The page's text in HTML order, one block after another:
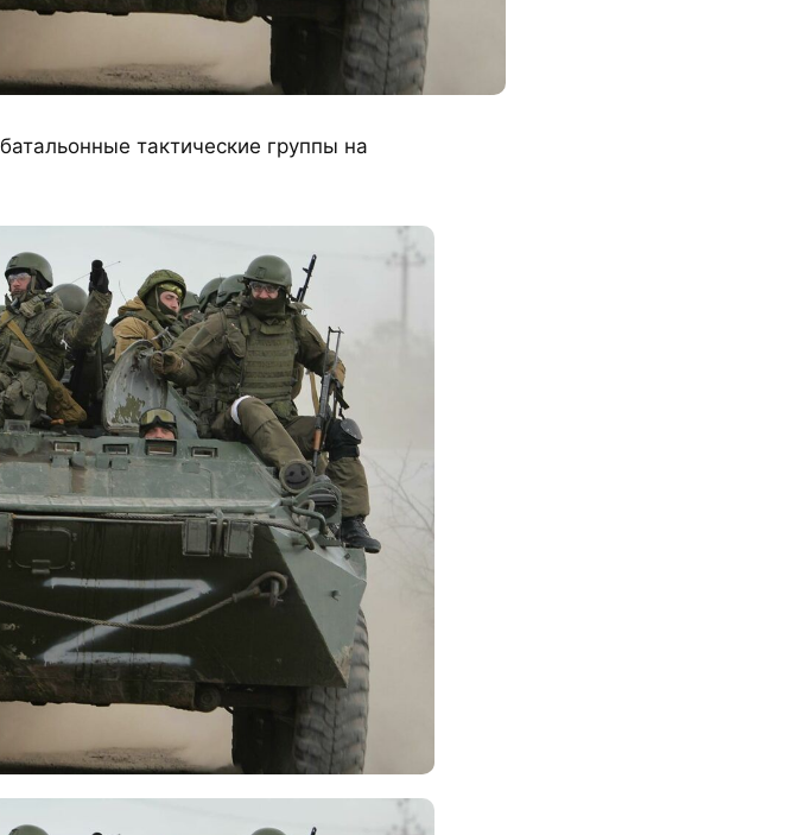
тактические группы на